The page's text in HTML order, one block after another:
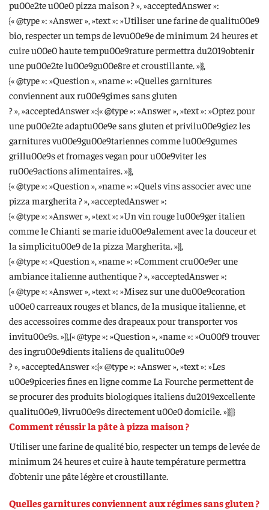
pu00e2te u00e0 pizza maison ? », »acceptedAnswer »:
{« @type »: »Answer », »text »: »Utiliser une farine de qualitu00e9
bio, respecter un temps de levu00e9e de minimum 24 heures et
cuire u00e0 haute tempu00e9rature permettra du2019obtenir
une pu00e2te lu00e9gu00e8re et croustillante. »}},
{« @type »: »Question », »name »: »Quelles garnitures
conviennent aux ru00e9gimes sans gluten
? », »acceptedAnswer »:{« @type »: »Answer », »text »: »Optez pour
une pu00e2te adaptu00e9e sans gluten et privilu00e9giez les
garnitures vu00e9gu00e9tariennes comme lu00e9gumes
grillu00e9s et fromages vegan pour u00e9viter les
ru00e9actions alimentaires. »}},
{« @type »: »Question », »name »: »Quels vins associer avec une
pizza margherita ? », »acceptedAnswer »:
{« @type »: »Answer », »text »: »Un vin rouge lu00e9ger italien
comme le Chianti se marie idu00e9alement avec la douceur et
la simplicitu00e9 de la pizza Margherita. »}},
{« @type »: »Question », »name »: »Comment cru00e9er une
ambiance italienne authentique ? », »acceptedAnswer »:
{« @type »: »Answer », »text »: »Misez sur une du00e9coration
u00e0 carreaux rouges et blancs, de la musique italienne, et
des accessoires comme des drapeaux pour transporter vos
invitu00e9s. »}},{« @type »: »Question », »name »: »Ou00f9 trouver
des ingru00e9dients italiens de qualitu00e9
? », »acceptedAnswer »:{« @type »: »Answer », »text »: »Les
u00e9piceries fines en ligne comme La Fourche permettent de
se procurer des produits biologiques italiens du2019excellente
qualitu00e9, livru00e9s directement u00e0 domicile. »}}]}
Comment réussir la pâte à pizza maison ?
Utiliser une farine de qualité bio, respecter un temps de levée de
minimum 24 heures et cuire à haute température permettra
d’obtenir une pâte légère et croustillante.
Quelles garnitures conviennent aux régimes sans gluten ?